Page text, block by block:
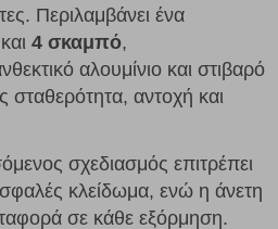
Περιλαμβάνει ένα
και 4 σκαμπό,
αλουμίνιο και στιβαρό
αντοχή και
σχεδιασμός επιτρέπει
κλείδωμα, ενώ η άνετη
σε κάθε εξόρμηση.